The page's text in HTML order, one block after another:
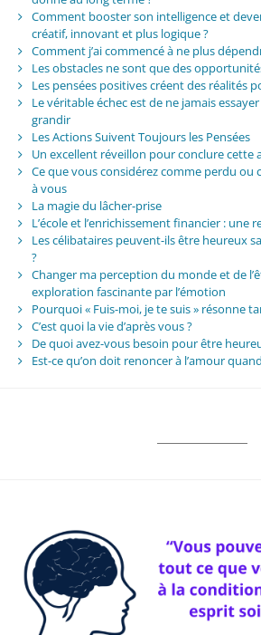
Comment booster son intelligence et
créatif, innovant et plus logique ?
Comment j’ai commencé à ne plus
Les obstacles ne sont que des
Les pensées positives créent des réalités
Le véritable échec est de ne jamais
grandir
Les Actions Suivent Toujours les Pensées
Un excellent réveillon pour conclure cette
Ce que vous considérez comme perdu ou
à vous
La magie du lâcher-prise
L’école et l’enrichissement financier : une
Les célibataires peuvent-ils être heureux
?
Changer ma perception du monde et de
exploration fascinante par l’émotion
Pourquoi « Fuis-moi, je te suis » résonne
C’est quoi la vie d’après vous ?
De quoi avez-vous besoin pour être
Est-ce qu’on doit renoncer à l’amour